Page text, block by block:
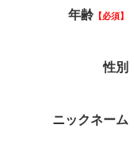
年齢 必須
性別
ニックネーム